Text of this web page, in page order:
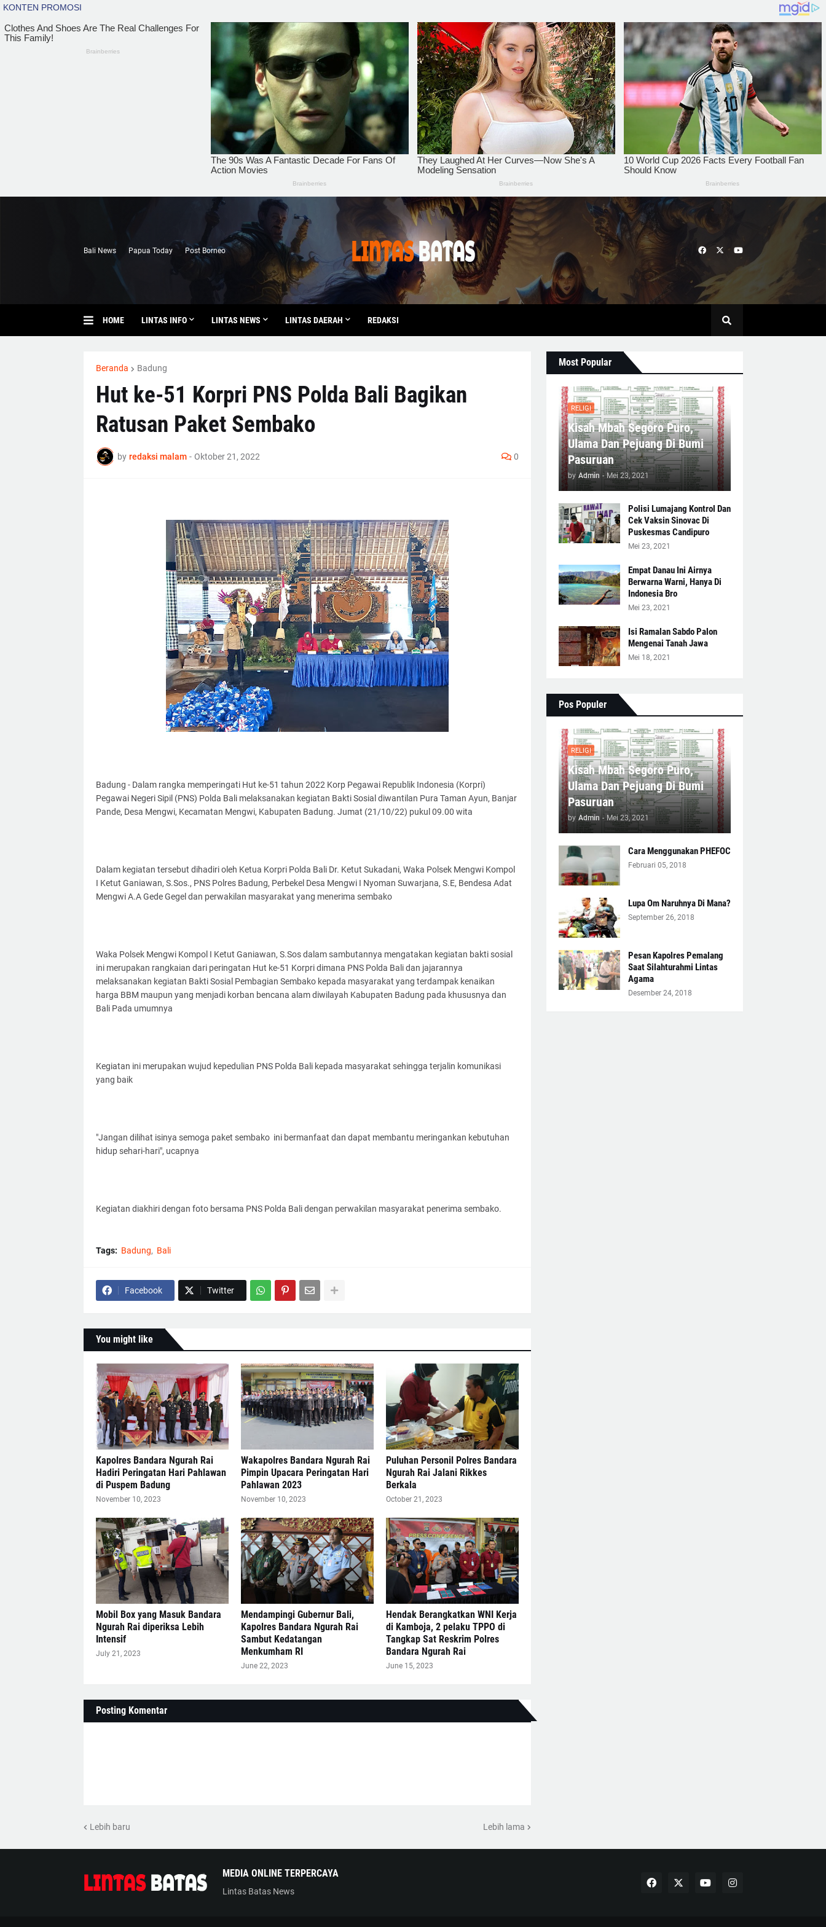
Bali News Papua Today Post Borneo
HOME LINTAS INFO LINTAS NEWS LINTAS DAERAH REDAKSI
Beranda Badung
Hut ke-51 Korpri PNS Polda Bali Bagikan
Ratusan Paket Sembako
by redaksi malam - Oktober 21, 2022 0
Badung - Dalam rangka memperingati Hut ke-51 tahun 2022 Korp Pegawai Republik Indonesia (Korpri)
Pegawai Negeri Sipil (PNS) Polda Bali melaksanakan kegiatan Bakti Sosial diwantilan Pura Taman Ayun, Banjar
Pande, Desa Mengwi, Kecamatan Mengwi, Kabupaten Badung. Jumat (21/10/22) pukul 09.00 wita
Dalam kegiatan tersebut dihadiri oleh Ketua Korpri Polda Bali Dr. Ketut Sukadani, Waka Polsek Mengwi Kompol
I Ketut Ganiawan, S.Sos., PNS Polres Badung, Perbekel Desa Mengwi I Nyoman Suwarjana, S.E, Bendesa Adat
Mengwi A.A Gede Gegel dan perwakilan masyarakat yang menerima sembako
Waka Polsek Mengwi Kompol I Ketut Ganiawan, S.Sos dalam sambutannya mengatakan kegiatan bakti sosial
ini merupakan rangkaian dari peringatan Hut ke-51 Korpri dimana PNS Polda Bali dan jajarannya
melaksanakan kegiatan Bakti Sosial Pembagian Sembako kepada masyarakat yang terdampak kenaikan
harga BBM maupun yang menjadi korban bencana alam diwilayah Kabupaten Badung pada khususnya dan
Bali Pada umumnya
Kegiatan ini merupakan wujud kepedulian PNS Polda Bali kepada masyarakat sehingga terjalin komunikasi
yang baik
"Jangan dilihat isinya semoga paket sembako ini bermanfaat dan dapat membantu meringankan kebutuhan
hidup sehari-hari", ucapnya
Kegiatan diakhiri dengan foto bersama PNS Polda Bali dengan perwakilan masyarakat penerima sembako.
Tags: Badung Bali
Facebook Twitter
You might like
Kapolres Bandara Ngurah Rai
Hadiri Peringatan Hari Pahlawan
di Puspem Badung
November 10, 2023
Wakapolres Bandara Ngurah Rai
Pimpin Upacara Peringatan Hari
Pahlawan 2023
November 10, 2023
Puluhan Personil Polres Bandara
Ngurah Rai Jalani Rikkes
Berkala
October 21, 2023
Mobil Box yang Masuk Bandara
Ngurah Rai diperiksa Lebih
Intensif
July 21, 2023
Mendampingi Gubernur Bali,
Kapolres Bandara Ngurah Rai
Sambut Kedatangan
Menkumham RI
June 22, 2023
Hendak Berangkatkan WNI Kerja
di Kamboja, 2 pelaku TPPO di
Tangkap Sat Reskrim Polres
Bandara Ngurah Rai
June 15, 2023
Posting Komentar
Lebih baru Lebih lama
Most Popular
RELIGI
Kisah Mbah Segoro Puro,
Ulama Dan Pejuang Di Bumi
Pasuruan
by Admin - Mei 23, 2021
Polisi Lumajang Kontrol Dan
Cek Vaksin Sinovac Di
Puskesmas Candipuro
Mei 23, 2021
Empat Danau Ini Airnya
Berwarna Warni, Hanya Di
Indonesia Bro
Mei 23, 2021
Isi Ramalan Sabdo Palon
Mengenai Tanah Jawa
Mei 18, 2021
Pos Populer
RELIGI
Kisah Mbah Segoro Puro,
Ulama Dan Pejuang Di Bumi
Pasuruan
by Admin - Mei 23, 2021
Cara Menggunakan PHEFOC
Februari 05, 2018
Lupa Om Naruhnya Di Mana?
September 26, 2018
Pesan Kapolres Pemalang
Saat Silahturahmi Lintas
Agama
Desember 24, 2018
MEDIA ONLINE TERPERCAYA
Lintas Batas News